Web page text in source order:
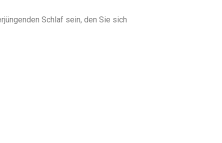
Schlaf sein, den Sie sich